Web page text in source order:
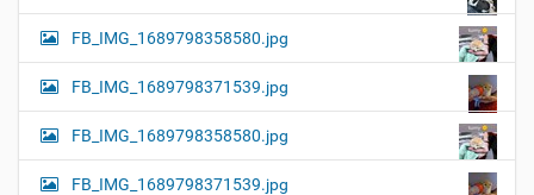
FB_IMG_1689798358580.jpg
FB_IMG_1689798371539.jpg
FB_IMG_1689798358580.jpg
FB_IMG_1689798371539.jpg